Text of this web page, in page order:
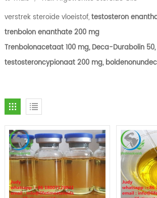
verstrek steroïde vloeistof,testosteron
trenbolon enanthate 200 mg
Trenbolonacetaat 100 mg, Deca-Durabolin 50,
testosteroncypionaat 200 mg,